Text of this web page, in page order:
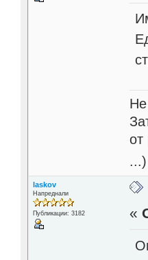
от
laskov
Напреднали
Публикации: 3182 «